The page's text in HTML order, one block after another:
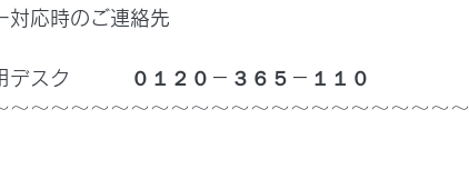
対応時のご連絡先
スク　　　０１２０－３６５－１１０
～～～～～～～～～～～～～～～～～～～～～～